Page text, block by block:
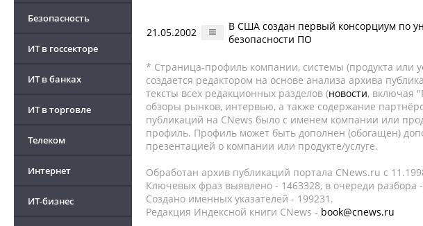
Безопасность
ИТ в госсекторе
ИТ в банках
ИТ в торговле
Телеком
Интернет
ИТ-бизнес
21.05.2002
В США создан первый консорциум по
безопасности ПО
* Страница-профиль компании, системы (продукта или
создается редактором на основе анализа архива
тексты всех редакционных разделов (новости, включая
обзоры рынков, интервью, а также содержание
публикаций на CNews было с именем компании или
профиль. Профиль может быть дополнен (обогащен)
презентацией о компании или продукте/услуге.
Обработан архив публикаций портала CNews.ru c
Ключевых фраз выявлено - 1463328, в очереди разбора
Создано именных указателей - 199231.
Редакция Индексной книги CNews - book@cnews.ru